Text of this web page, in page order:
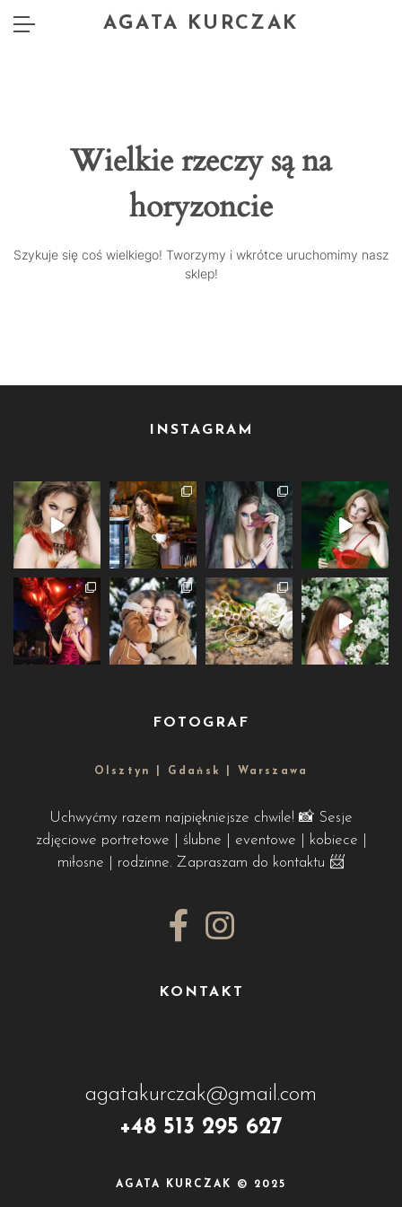
AGATA KURCZAK
Wielkie rzeczy są na
horyzoncie
Szykuje się coś wielkiego! Tworzymy i wkrótce uruchomimy nasz
sklep!
INSTAGRAM
FOTOGRAF
Olsztyn | Gdańsk | Warszawa
Uchwyćmy razem najpiękniejsze chwile! 📸 Sesje
zdjęciowe portretowe | ślubne | eventowe | kobiece |
miłosne | rodzinne. Zapraszam do kontaktu 📨
KONTAKT
agatakurczak@gmail.com
+48 513 295 627
AGATA KURCZAK © 2025